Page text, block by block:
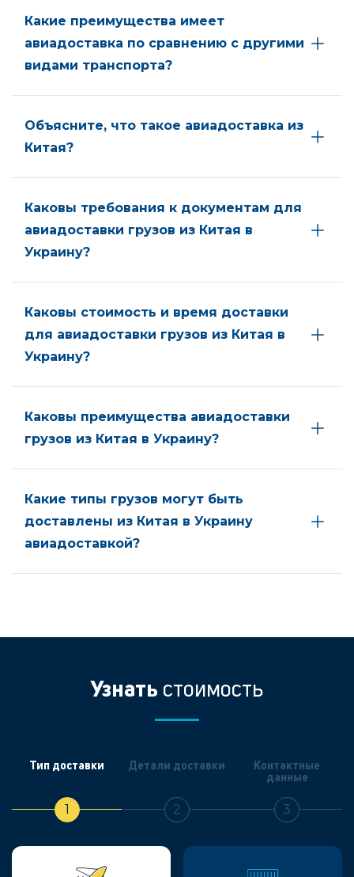
Какие преимущества имеет
авиадоставка по сравнению с другими
видами транспорта?
Объясните, что такое авиадоставка из
Китая?
Каковы требования к документам для
авиадоставки грузов из Китая в
Украину?
Каковы стоимость и время доставки
для авиадоставки грузов из Китая в
Украину?
Каковы преимущества авиадоставки
грузов из Китая в Украину?
Какие типы грузов могут быть
доставлены из Китая в Украину
авиадоставкой?
Узнать стоимость
Тип доставки
1
Детали доставки
2
Контактные
данные
3